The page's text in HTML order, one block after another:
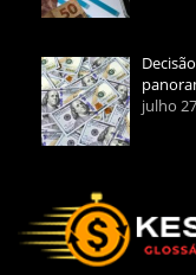
julho